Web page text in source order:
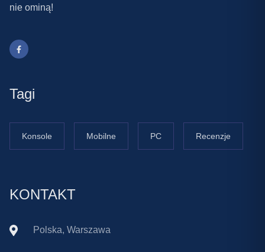
nie ominą!
Tagi
Konsole Mobilne PC Recenzje
KONTAKT
Polska, Warszawa